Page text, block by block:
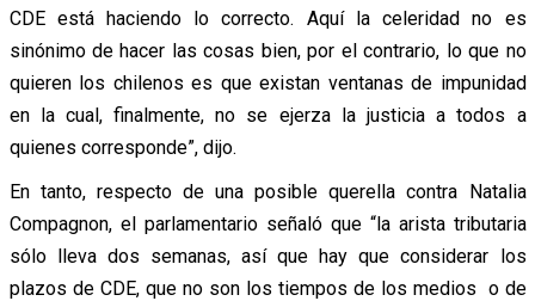
CDE está haciendo lo correcto. Aquí la celeridad no es
sinónimo de hacer las cosas bien, por el contrario, lo que no
quieren los chilenos es que existan ventanas de impunidad
en la cual, finalmente, no se ejerza la justicia a todos a
quienes corresponde”, dijo.
En tanto, respecto de una posible querella contra Natalia
Compagnon, el parlamentario señaló que “la arista tributaria
sólo lleva dos semanas, así que hay que considerar los
plazos de CDE, que no son los tiempos de los medios o de